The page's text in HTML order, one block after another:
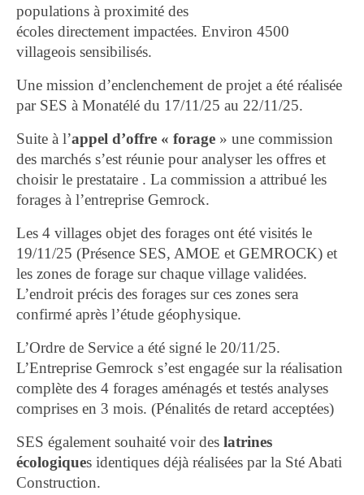
populations à proximité des
écoles directement impactées. Environ 4500
villageois sensibilisés.
Une mission d’enclenchement de projet a été réalisée
par SES à Monatélé du 17/11/25 au 22/11/25.
Suite à l’appel d’offre « forage » une commission
des marchés s’est réunie pour analyser les offres et
choisir le prestataire . La commission a attribué les
forages à l’entreprise Gemrock.
Les 4 villages objet des forages ont été visités le
19/11/25 (Présence SES, AMOE et GEMROCK) et
les zones de forage sur chaque village validées.
L’endroit précis des forages sur ces zones sera
confirmé après l’étude géophysique.
L’Ordre de Service a été signé le 20/11/25.
L’Entreprise Gemrock s’est engagée sur la réalisation
complète des 4 forages aménagés et testés analyses
comprises en 3 mois. (Pénalités de retard acceptées)
SES également souhaité voir des latrines
écologiques identiques déjà réalisées par la Sté Abati
Construction.